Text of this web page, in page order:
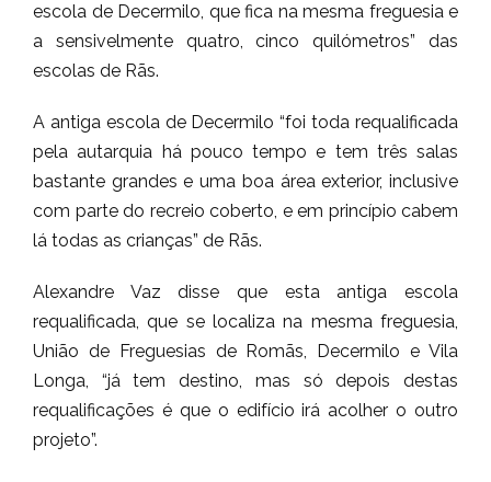
escola de Decermilo, que fica na mesma freguesia e
a sensivelmente quatro, cinco quilómetros” das
escolas de Rãs.
A antiga escola de Decermilo “foi toda requalificada
pela autarquia há pouco tempo e tem três salas
bastante grandes e uma boa área exterior, inclusive
com parte do recreio coberto, e em princípio cabem
lá todas as crianças” de Rãs.
Alexandre Vaz disse que esta antiga escola
requalificada, que se localiza na mesma freguesia,
União de Freguesias de Romãs, Decermilo e Vila
Longa, “já tem destino, mas só depois destas
requalificações é que o edifício irá acolher o outro
projeto”.